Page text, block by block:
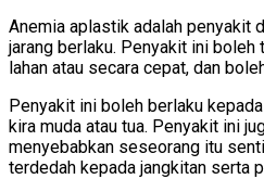
Anemia aplastik adalah penyakit
jarang berlaku. Penyakit ini boleh
lahan atau secara cepat, dan
Penyakit ini boleh berlaku
kira muda atau tua. Penyakit ini
menyebabkan seseorang itu
terdedah kepada jangkitan serta